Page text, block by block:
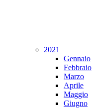
2021
Gennaio
Febbraio
Marzo
Aprile
Maggio
Giugno